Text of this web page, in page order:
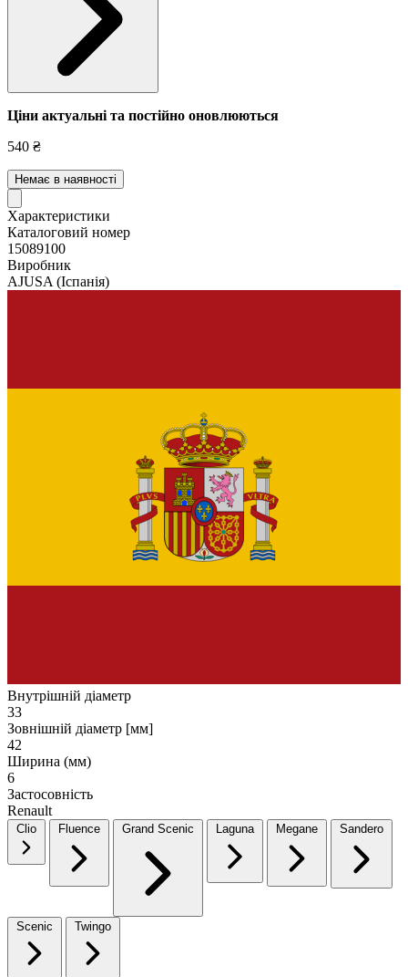
Ціни актуальні та постійно оновлюються
540 ₴
Немає в наявності
Характеристики
Каталоговий номер
15089100
Виробник
AJUSA (Іспанія)
Внутрішній діаметр
33
Зовнішній діаметр [мм]
42
Ширина (мм)
6
Застосовність
Renault